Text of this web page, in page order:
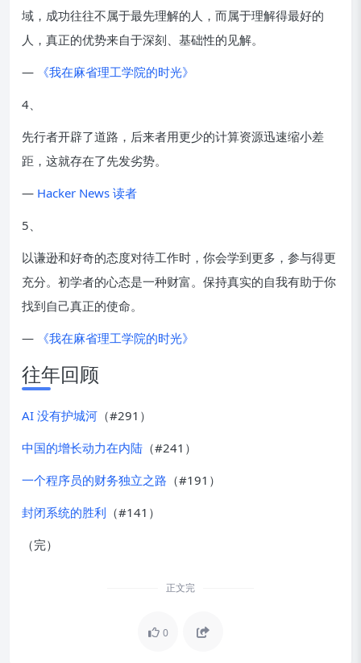
域，成功往往不属于最先理解的人，而属于理解得最好的
人，真正的优势来自于深刻、基础性的见解。
— 《我在麻省理工学院的时光》
4、
先行者开辟了道路，后来者用更少的计算资源迅速缩小差
距，这就存在了先发劣势。
— Hacker News 读者
5、
以谦逊和好奇的态度对待工作时，你会学到更多，参与得更
充分。初学者的心态是一种财富。保持真实的自我有助于你
找到自己真正的使命。
— 《我在麻省理工学院的时光》
往年回顾
AI 没有护城河 （#291）
中国的增长动力在内陆 （#241）
一个程序员的财务独立之路 （#191）
封闭系统的胜利 （#141）
（完）
正文完
0